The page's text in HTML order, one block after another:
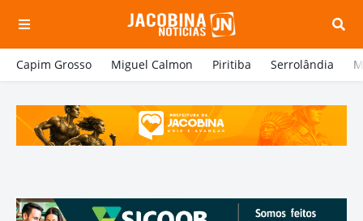
Capim Grosso Miguel Calmon Piritiba Serrolândia